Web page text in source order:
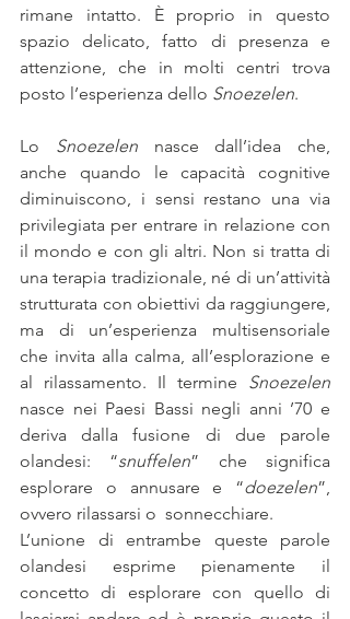
rimane intatto. È proprio in questo
spazio delicato, fatto di presenza e
attenzione, che in molti centri trova
posto l’esperienza dello Snoezelen.
Lo Snoezelen nasce dall’idea che,
anche quando le capacità cognitive
diminuiscono, i sensi restano una via
privilegiata per entrare in relazione con
il mondo e con gli altri. Non si tratta di
una terapia tradizionale, né di un’attività
strutturata con obiettivi da raggiungere,
ma di un’esperienza multisensoriale
che invita alla calma, all’esplorazione e
al rilassamento. Il termine Snoezelen
nasce nei Paesi Bassi negli anni ’70 e
deriva dalla fusione di due parole
olandesi: “snuffelen” che significa
esplorare o annusare e “doezelen”,
ovvero rilassarsi o  sonnecchiare.
L’unione di entrambe queste parole
olandesi esprime pienamente il
concetto di esplorare con quello di